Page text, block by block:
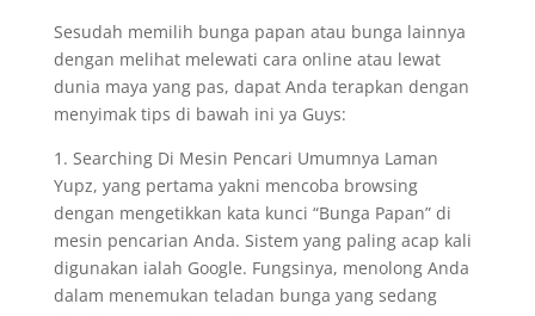
Sesudah memilih bunga papan atau bunga lainnya
dengan melihat melewati cara online atau lewat
dunia maya yang pas, dapat Anda terapkan dengan
menyimak tips di bawah ini ya Guys:
1. Searching Di Mesin Pencari Umumnya Laman
Yupz, yang pertama yakni mencoba browsing
dengan mengetikkan kata kunci “Bunga Papan” di
mesin pencarian Anda. Sistem yang paling acap kali
digunakan ialah Google. Fungsinya, menolong Anda
dalam menemukan teladan bunga yang sedang